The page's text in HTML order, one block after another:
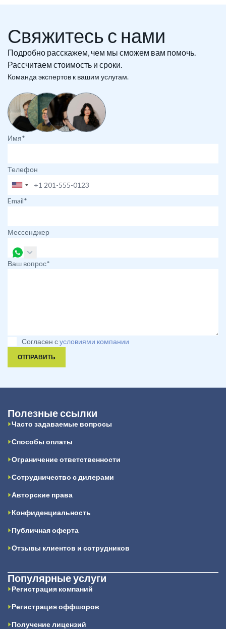
Свяжитесь с нами
Подробно расскажем, чем мы сможем вам помочь.
Рассчитаем стоимость и сроки.
Команда экспертов к вашим услугам.
Имя*
Телефон
Email*
Мессенджер
Ваш вопрос*
Согласен сусловиями компании
ОТПРАВИТЬ
Полезные ссылки
Часто задаваемые вопросы
Способы оплаты
Ограничение ответственности
Сотрудничество с дилерами
Авторские права
Конфиденциальность
Публичная оферта
Отзывы клиентов и сотрудников
Популярные услуги
Регистрация компаний
Регистрация оффшоров
Получение лицензий